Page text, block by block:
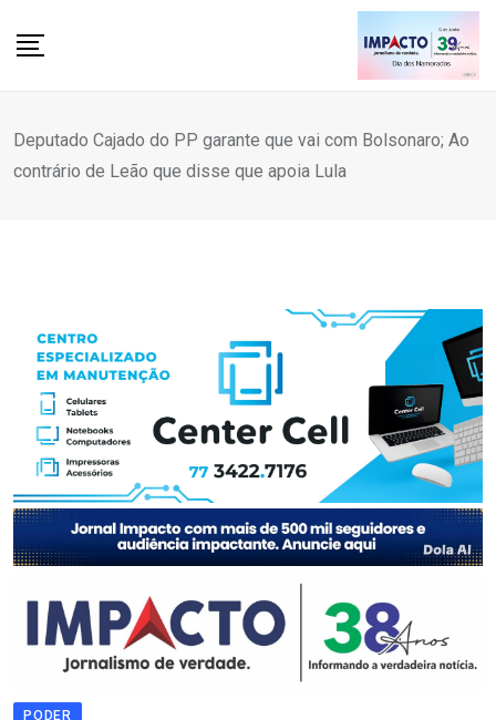
Deputado Cajado do PP garante que vai com Bolsonaro; Ao
contrário de Leão que disse que apoia Lula
PODER